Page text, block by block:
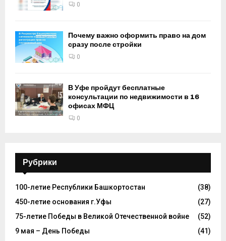
0
Почему важно оформить право на дом
сразу после стройки
0
В Уфе пройдут бесплатные
консультации по недвижимости в 16
офисах МФЦ
0
Рубрики
100-летие Республики Башкортостан
(38)
450-летие основания г.Уфы
(27)
75-летие Победы в Великой Отечественной войне
(52)
9 мая – День Победы
(41)